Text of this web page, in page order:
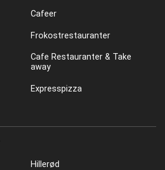
Cafeer
Frokostrestauranter
Cafe Restauranter & Take
away
Expresspizza
Hillerød